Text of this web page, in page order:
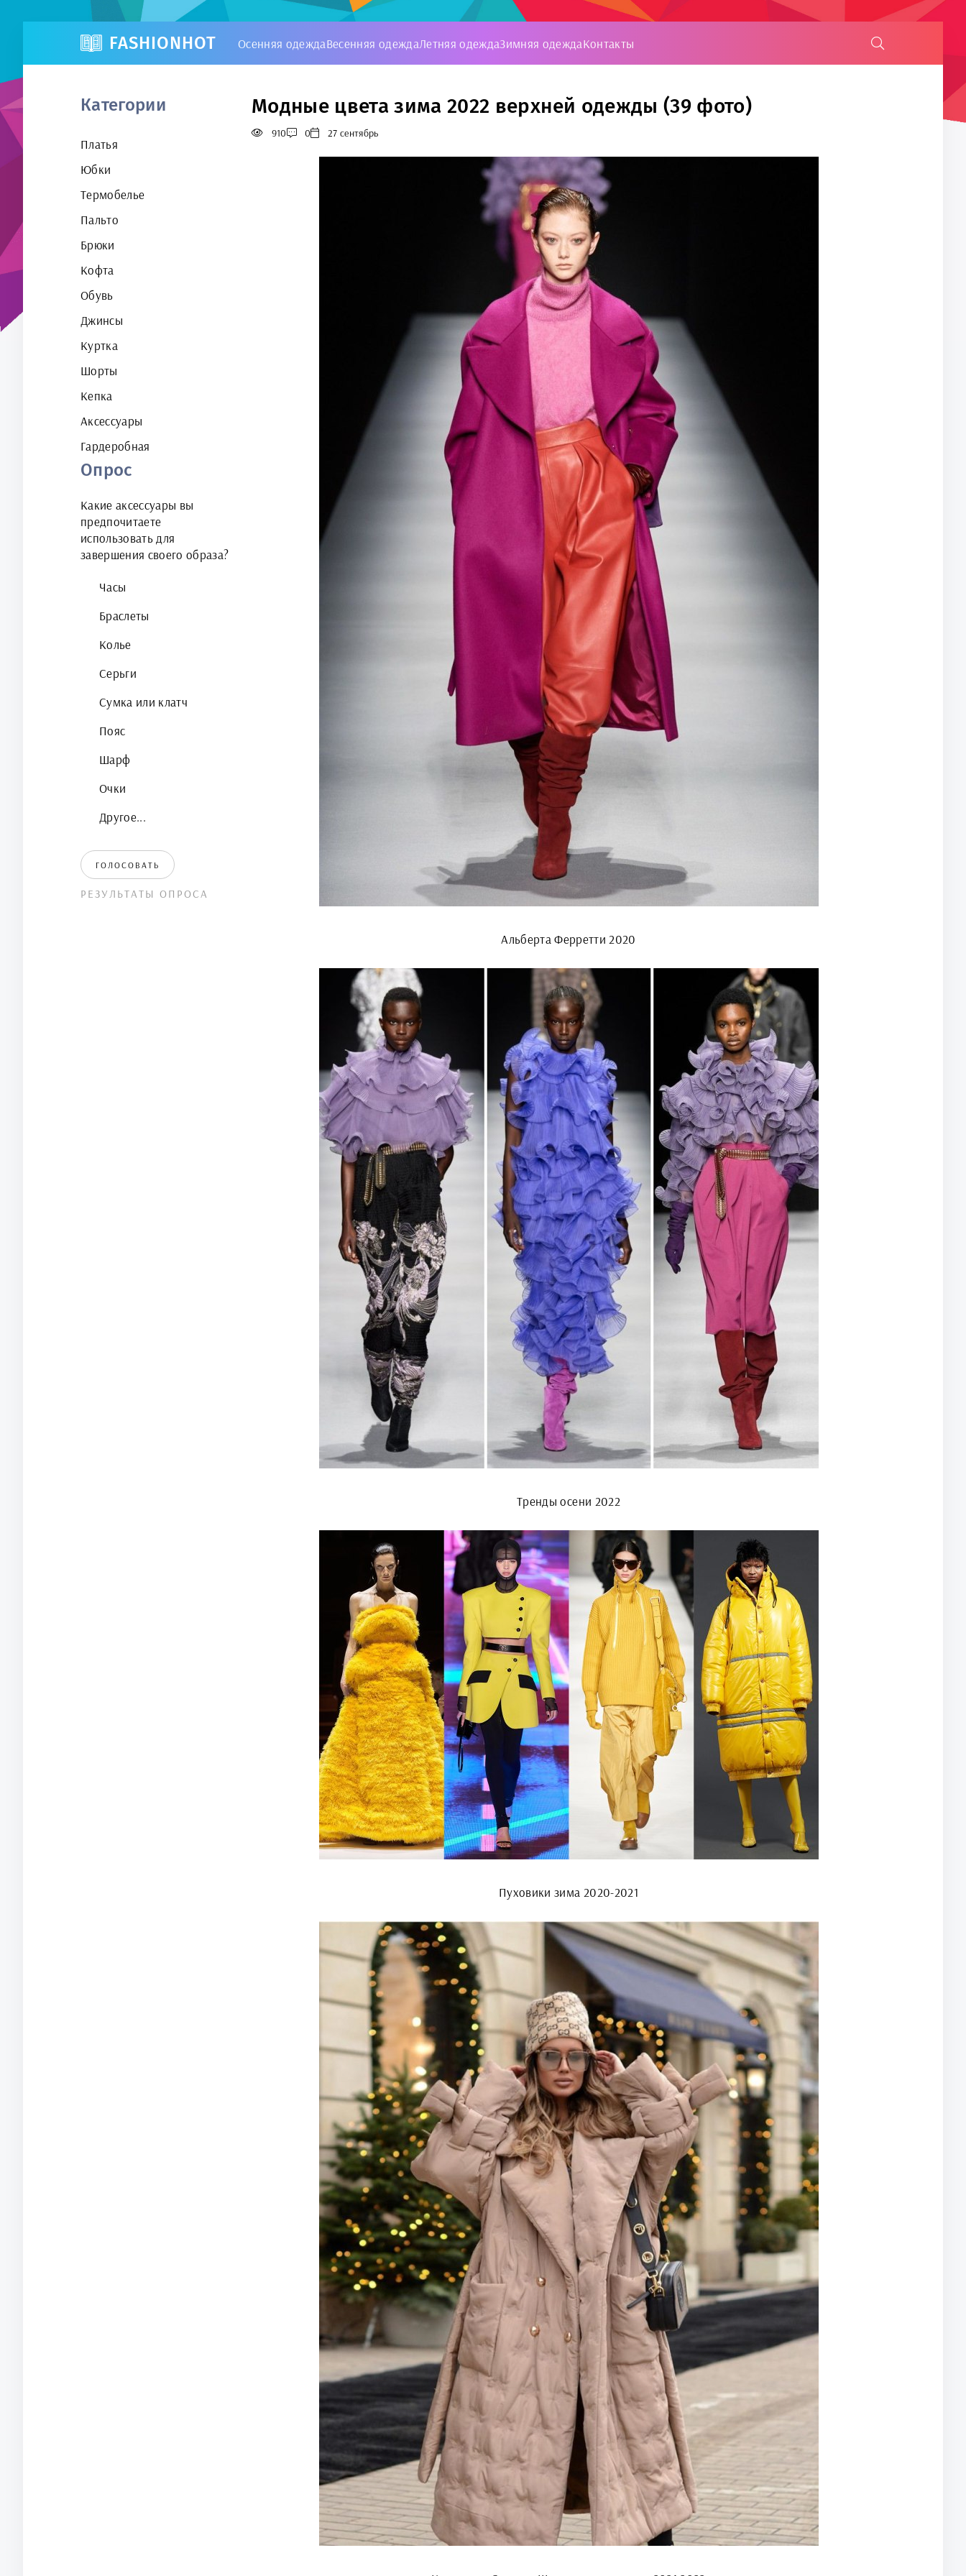
FASHIONHOT Осенняя одеждаВесенняя одеждаЛетняя одеждаЗимняя одеждаКонтакты
Категории
Платья
Юбки
Термобелье
Пальто
Брюки
Кофта
Обувь
Джинсы
Куртка
Шорты
Кепка
Аксессуары
Гардеробная
Опрос
Какие аксессуары вы
предпочитаете
использовать для
завершения своего образа?
Часы
Браслеты
Колье
Серьги
Сумка или клатч
Пояс
Шарф
Очки
Другое...
ГОЛОСОВАТЬ
РЕЗУЛЬТАТЫ ОПРОСА
Модные цвета зима 2022 верхней одежды (39 фото)
910 0 27 сентябрь
Альберта Ферретти 2020
Тренды осени 2022
Пуховики зима 2020-2021